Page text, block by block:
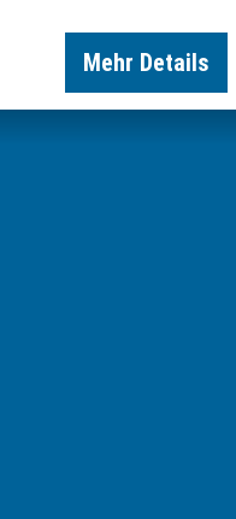
Karte
Mehr Details